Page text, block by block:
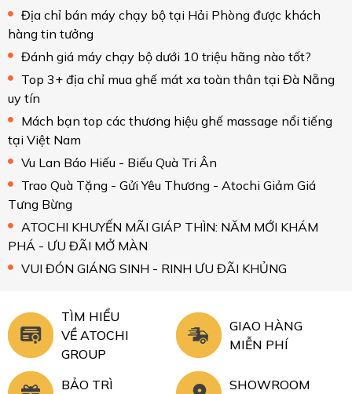
Địa chỉ bán máy chạy bộ tại Hải Phòng được khách
hàng tin tưởng
Đánh giá máy chạy bộ dưới 10 triệu hãng nào tốt?
Top 3+ địa chỉ mua ghế mát xa toàn thân tại Đà Nẵng
uy tín
Mách bạn top các thương hiệu ghế massage nổi tiếng
tại Việt Nam
Vu Lan Báo Hiếu - Biếu Quà Tri Ân
Trao Quà Tặng - Gửi Yêu Thương - Atochi Giảm Giá
Tưng Bừng
ATOCHI KHUYẾN MÃI GIÁP THÌN: NĂM MỚI KHÁM
PHÁ - ƯU ĐÃI MỞ MÀN
VUI ĐÓN GIÁNG SINH - RINH ƯU ĐÃI KHỦNG
TÌM HIỂU
VỀ ATOCHI
GROUP
GIAO HÀNG
MIỄN PHÍ
BẢO TRÌ
SHOWROOM